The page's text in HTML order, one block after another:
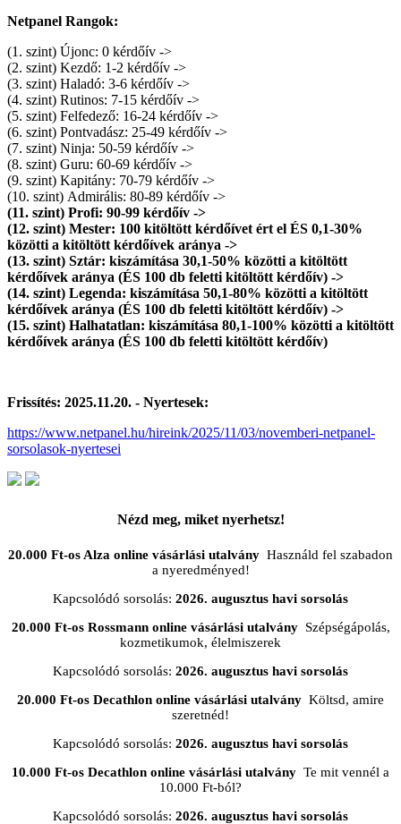
Netpanel Rangok:
(1. szint) Újonc: 0 kérdőív ->
(2. szint) Kezdő: 1-2 kérdőív ->
(3. szint) Haladó: 3-6 kérdőív ->
(4. szint) Rutinos: 7-15 kérdőív ->
(5. szint) Felfedező: 16-24 kérdőív ->
(6. szint) Pontvadász: 25-49 kérdőív ->
(7. szint) Ninja: 50-59 kérdőív ->
(8. szint) Guru: 60-69 kérdőív ->
(9. szint) Kapitány: 70-79 kérdőív ->
(10. szint) Admirális: 80-89 kérdőív ->
(11. szint) Profi: 90-99 kérdőív ->
(12. szint) Mester: 100 kitöltött kérdőívet ért el ÉS 0,1-30%
közötti a kitöltött kérdőívek aránya ->
(13. szint) Sztár: kiszámítása 30,1-50% közötti a kitöltött
kérdőívek aránya (ÉS 100 db feletti kitöltött kérdőív) ->
(14. szint) Legenda: kiszámítása 50,1-80% közötti a kitöltött
kérdőívek aránya (ÉS 100 db feletti kitöltött kérdőív) ->
(15. szint) Halhatatlan: kiszámítása 80,1-100% közötti a kitöltött
kérdőívek aránya (ÉS 100 db feletti kitöltött kérdőív)
Frissítés: 2025.11.20. - Nyertesek:
https://www.netpanel.hu/hireink/2025/11/03/novemberi-netpanel-
sorsolasok-nyertesei
Nézd meg, miket nyerhetsz!
20.000 Ft-os Alza online vásárlási utalvány Használd fel szabadon
a nyeredményed!
Kapcsolódó sorsolás: 2026. augusztus havi sorsolás
20.000 Ft-os Rossmann online vásárlási utalványSzépségápolás,
kozmetikumok, élelmiszerek
Kapcsolódó sorsolás: 2026. augusztus havi sorsolás
20.000 Ft-os Decathlon online vásárlási utalvány Költsd, amire
szeretnéd!
Kapcsolódó sorsolás: 2026. augusztus havi sorsolás
10.000 Ft-os Decathlon online vásárlási utalvány Te mit vennél a
10.000 Ft-ból?
Kapcsolódó sorsolás: 2026. augusztus havi sorsolás